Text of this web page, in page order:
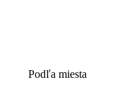
Podľa miesta